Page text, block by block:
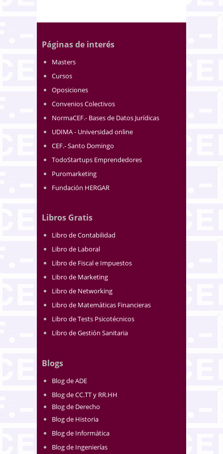
Páginas de interés
Masters
Cursos
Oposiciones
Convenios Colectivos
NormaCEF.- Bases de Datos Jurídicas
UDIMA - Universidad online
CEF.- Santo Domingo
TodoStartups Emprendedores
Puromarketing
Fundación HERGAR
Libros Gratis
Libro de Contabilidad
Libro de Laboral
Libro de Fiscal e Impuestos
Libro de Marketing
Libro de Networking
Libro de Matemáticas Financieras
Libro de Tests Psicotécnicos
Libro de Gestión Sanitaria
Blogs
Blog de ADE
Blog de CC.TT y RR.HH
Blog de Derecho
Blog de Historia
Blog de Informática
Blog de Ingenierías